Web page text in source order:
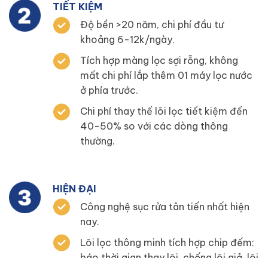
TIẾT KIỆM
Độ bền >20 năm, chi phí đầu tư
khoảng 6-12k/ngày.
Tích hợp màng lọc sợi rỗng, không
mất chi phí lắp thêm 01 máy lọc nước
ở phía trước.
Chi phí thay thế lõi lọc tiết kiệm đến
40-50% so với các dòng thông
thường.
HIỆN ĐẠI
Công nghệ sục rửa tân tiến nhất hiện
nay.
Lõi lọc thông minh tích hợp chip đếm: